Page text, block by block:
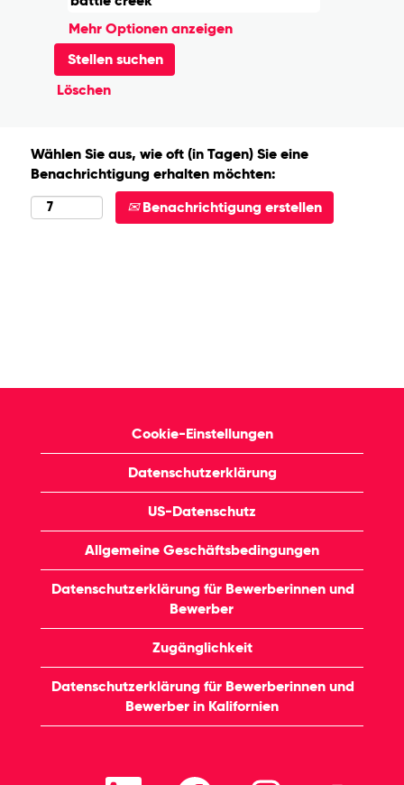
Mehr Optionen anzeigen
Löschen
Wählen Sie aus, wie oft (in Tagen) Sie eine
Benachrichtigung erhalten möchten:
Benachrichtigung erstellen
Cookie-Einstellungen
Datenschutzerklärung
US-Datenschutz
Allgemeine Geschäftsbedingungen
Datenschutzerklärung für Bewerberinnen und
Bewerber
Zugänglichkeit
Datenschutzerklärung für Bewerberinnen und
Bewerber in Kalifornien
W W W